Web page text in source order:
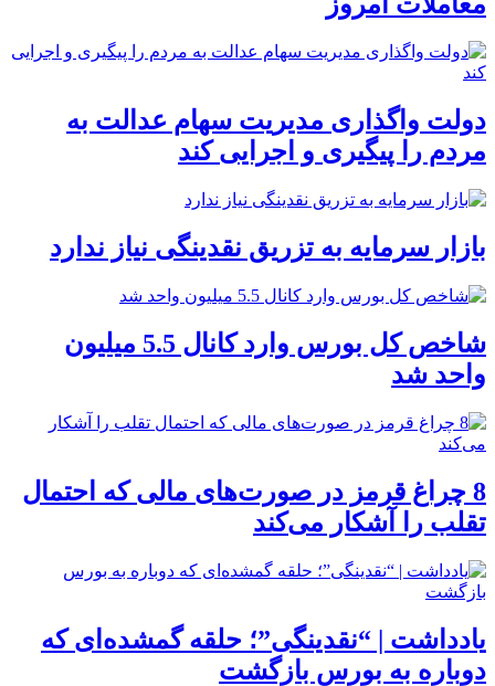
دولت واگذاری مدیریت سهام عدالت به
مردم را پیگیری و اجرایی کند
بازار سرمایه به تزریق نقدینگی نیاز ندارد
شاخص کل بورس وارد کانال 5.5 میلیون
واحد شد
8 چراغ قرمز در صورت‌های مالی که احتمال
تقلب را آشکار می‌کند
یادداشت | “نقدینگی”؛ حلقه گمشده‌ای که
دوباره به بورس بازگشت